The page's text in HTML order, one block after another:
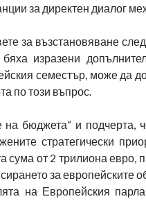
за директен диалог
за възстановяване
изразени
семестър, може да
по този въпрос.
бюджета“ и подчерта,
стратегически
сума от 2 трилиона евро,
за европейските
на Европейския